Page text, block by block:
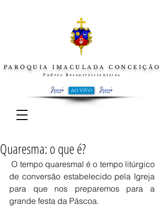
AO VIVO
PARÓQUIA IMACULADA CONCEIÇÃO
Padres Ressurreicionistas
Quaresma: o que é?
O tempo quaresmal é o tempo litúrgico
de conversão estabelecido pela Igreja
para que nos preparemos para a
grande festa da Páscoa.